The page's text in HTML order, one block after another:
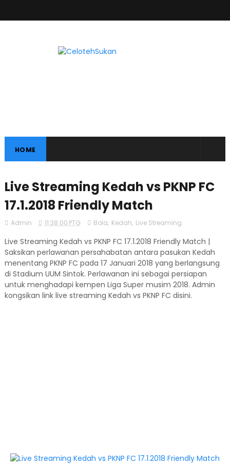
HOME
Live Streaming Kedah vs PKNP FC
17.1.2018 Friendly Match
Admin 11:38:00 PTG Bola, Kedah, Live Streaming
Live Streaming Kedah vs PKNP FC 17.1.2018 Friendly Match |
Saksikan perlawanan persahabatan antara pasukan Kedah
menentang PKNP FC pada 17 Januari 2018 yang berlangsung
di Stadium UUM Sintok. Perlawanan ini sebagai persiapan
untuk menghadapi kempen Liga Super musim 2018. Admin
kongsikan link live streaming Kedah vs PKNP FC disini.